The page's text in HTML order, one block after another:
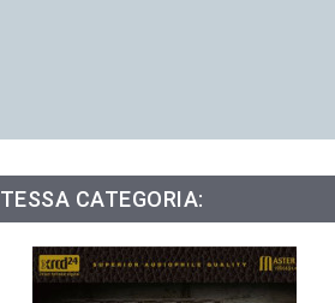
CATEGORIA: